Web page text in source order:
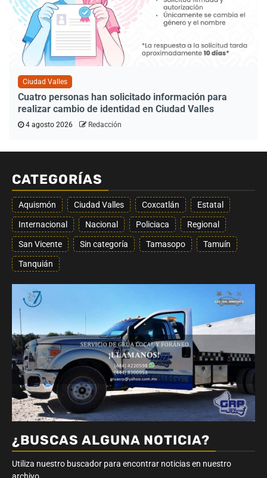
Ciudad Valles
Cuatro personas han solicitado información para
realizar cambio de identidad en Ciudad Valles
4 agosto 2026 Redacción
CATEGORÍAS
Aquismón Ciudad Valles Coxcatlán Estatal
Internacional Nacional Policiaca Regional
San Vicente Sin categoría Tamasopo Tamuín
Tanquián
¿BUSCAS ALGUNA NOTICIA?
Utiliza nuestro buscador para encontrar noticias en nuestro